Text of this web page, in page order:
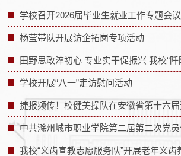
学校召开2026届毕业生就业工作专题会议
杨莹带队开展访企拓岗专项活动
学校开展“八一”走访慰问活动